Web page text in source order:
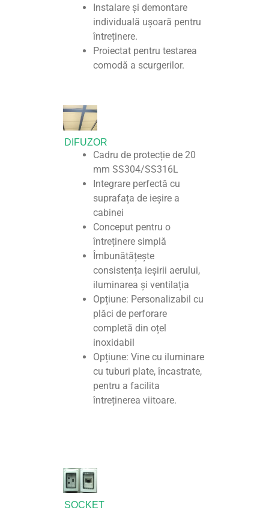
Instalare și demontare
individuală ușoară pentru
întreținere.
Proiectat pentru testarea
comodă a scurgerilor.
DIFUZOR
Cadru de protecție de 20
mm SS304/SS316L
Integrare perfectă cu
suprafața de ieșire a
cabinei
Conceput pentru o
întreținere simplă
Îmbunătățește
consistența ieșirii aerului,
iluminarea și ventilația
Opțiune: Personalizabil cu
plăci de perforare
completă din oțel
inoxidabil
Opțiune: Vine cu iluminare
cu tuburi plate, încastrate,
pentru a facilita
întreținerea viitoare.
SOCKET